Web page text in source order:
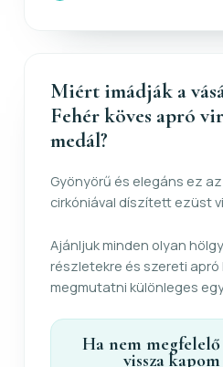
Miért imádják a
Fehér köves apró
medál?
Gyönyörű és elegáns ez
cirkóniával díszített ezüst
Ajánljuk minden olyan
részletekre és szereti apró
megmutatni különleges
Ha nem
vissza